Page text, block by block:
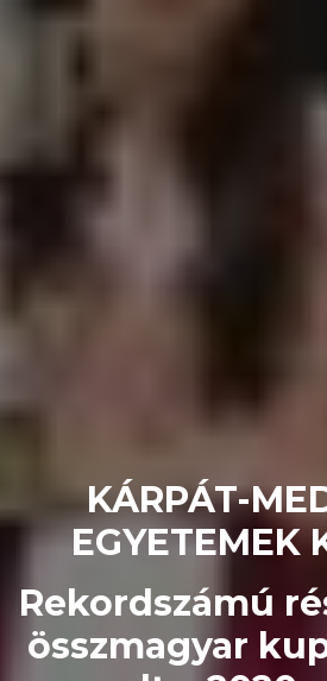
KÁRPÁT-
EGYETEMEK
Rekordszámú
összmagyar